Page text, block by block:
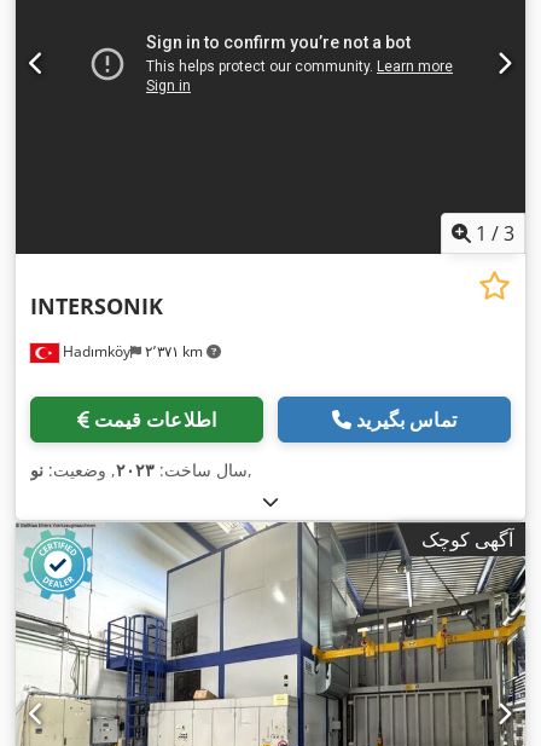
1 /3
Hadımköy ۲٬۳۷۱ km
INTERSONIK
اطلاعات قیمت تماس بگیرید
سال ساخت: ۲۰۲۳, وضعیت: نو ,
آگهی کوچک